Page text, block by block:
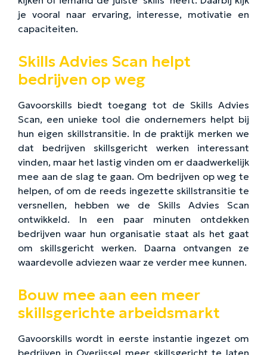
je vooral naar ervaring, interesse, motivatie en
capaciteiten.
Skills Advies Scan helpt
bedrijven op weg
Gavoorskills biedt toegang tot de Skills Advies
Scan, een unieke tool die ondernemers helpt bij
hun eigen skillstransitie. In de praktijk merken we
dat bedrijven skillsgericht werken interessant
vinden, maar het lastig vinden om er daadwerkelijk
mee aan de slag te gaan. Om bedrijven op weg te
helpen, of om de reeds ingezette skillstransitie te
versnellen, hebben we de Skills Advies Scan
ontwikkeld. In een paar minuten ontdekken
bedrijven waar hun organisatie staat als het gaat
om skillsgericht werken. Daarna ontvangen ze
waardevolle adviezen waar ze verder mee kunnen.
Bouw mee aan een meer
skillsgerichte arbeidsmarkt
Gavoorskills wordt in eerste instantie ingezet om